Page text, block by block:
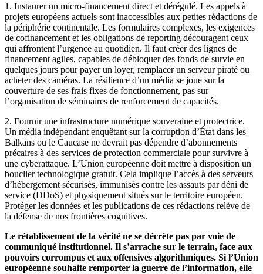
1. Instaurer un micro-financement direct et dérégulé. Les appels à
projets européens actuels sont inaccessibles aux petites rédactions de
la périphérie continentale. Les formulaires complexes, les exigences
de cofinancement et les obligations de reporting découragent ceux
qui affrontent l’urgence au quotidien. Il faut créer des lignes de
financement agiles, capables de débloquer des fonds de survie en
quelques jours pour payer un loyer, remplacer un serveur piraté ou
acheter des caméras. La résilience d’un média se joue sur la
couverture de ses frais fixes de fonctionnement, pas sur
l’organisation de séminaires de renforcement de capacités.
2. Fournir une infrastructure numérique souveraine et protectrice.
Un média indépendant enquêtant sur la corruption d’État dans les
Balkans ou le Caucase ne devrait pas dépendre d’abonnements
précaires à des services de protection commerciale pour survivre à
une cyberattaque. L’Union européenne doit mettre à disposition un
bouclier technologique gratuit. Cela implique l’accès à des serveurs
d’hébergement sécurisés, immunisés contre les assauts par déni de
service (DDoS) et physiquement situés sur le territoire européen.
Protéger les données et les publications de ces rédactions relève de
la défense de nos frontières cognitives.
Le rétablissement de la vérité ne se décrète pas par voie de
communiqué institutionnel. Il s’arrache sur le terrain, face aux
pouvoirs corrompus et aux offensives algorithmiques. Si l’Union
européenne souhaite remporter la guerre de l’information, elle